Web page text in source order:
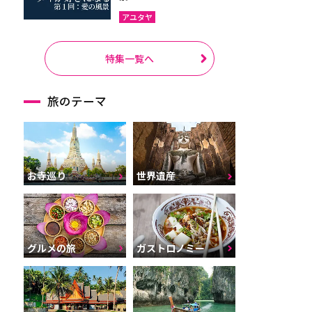
アユタヤ
特集一覧へ
旅のテーマ
お寺巡り 世界遺産
グルメの旅 ガストロノミー